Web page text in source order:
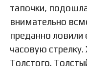
тапочки,
внимательно
преданно ловили
часовую
Толстого.